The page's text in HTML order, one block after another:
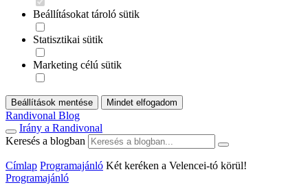
Beállításokat tároló sütik
Statisztikai sütik
Marketing célú sütik
Beállítások mentése Mindet elfogadom
Randivonal Blog
Irány a Randivonal
Keresés a blogban
Címlap Programajánló Két keréken a Velencei-tó körül!
Programajánló